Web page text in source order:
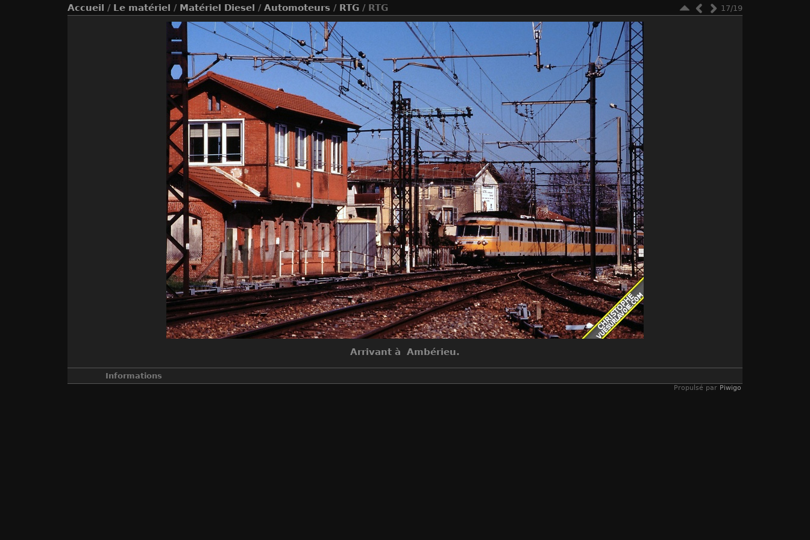
Accueil / Le matériel / Matériel Diesel / Automoteurs / RTG / RTG 17/19
Arrivant à Ambérieu.
Informations
Propulsé par Piwigo